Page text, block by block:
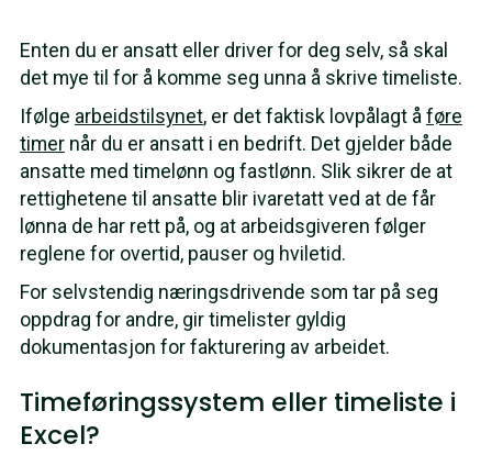
Enten du er ansatt eller driver for deg selv, så skal
det mye til for å komme seg unna å skrive timeliste.
Ifølge arbeidstilsynet, er det faktisk lovpålagt å føre
timernår du er ansatt i en bedrift. Det gjelder både
ansatte med timelønn og fastlønn. Slik sikrer de at
rettighetene til ansatte blir ivaretatt ved at de får
lønna de har rett på, og at arbeidsgiveren følger
reglene for overtid, pauser og hviletid.
For selvstendig næringsdrivende som tar på seg
oppdrag for andre, gir timelister gyldig
dokumentasjon for fakturering av arbeidet.
Timeføringssystem eller timeliste i
Excel?